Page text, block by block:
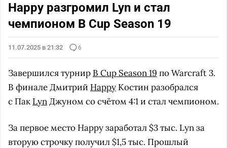
Happy разгромил Lyn и стал
чемпионом B Cup Season 19
11.07.2025 в 21:32 6
Завершился турнир B Cup Season 19 по Warcraft 3.
В финале Дмитрий Happy Костин разобрался
с Пак LynДжуном со счётом 4:1 и стал чемпионом.
За первое место Happy заработал $3 тыс. Lyn за
вторую строчку получил $1,5 тыс. Прошлый